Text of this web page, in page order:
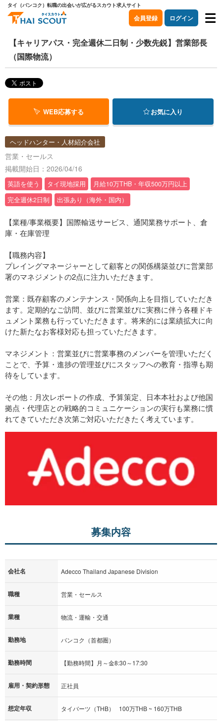
タイ（バンコク）転職の出会いが広がるスカウト求人サイト
会員登録 ログイン
【キャリアパス・完全週休二日制・少数先鋭】営業部長
（国際物流）
WEB応募する お気に入り
ヘッドハンター・人材紹介会社
営業・セールス
掲載開始日：2026/04/16
英語を使う タイ現地採用
月給10万THB・年収500万円以上
完全週休2日制
出張あり（海外・国内）
【業種/事業概要】国際輸送サービス、通関業務サポート、倉
庫・在庫管理
【職務内容】
プレイングマネージャーとして顧客との関係構築並びに営業部
署のマネジメントの2点に注力いただきます。
営業：既存顧客のメンテナンス・関係向上を目指していただき
ます。定期的なご訪問、並びに営業並びに実務に伴う各種ドキ
ュメント業務も行っていただきます。将来的には業績拡大に向
けた新たなお客様対応も担っていただきます。
マネジメント：営業並びに営業事務のメンバーを管理いただく
ことで、予算・進捗の管理並びにスタッフへの教育・指導も期
待をしています。
その他：月次レポートの作成、予算策定、日本本社および他国
拠点・代理店との戦略的コミュニケーションの実行も業務に慣
れてきていただき次第ご対応いただきたく考えています。
募集内容
会社名 Adecco Thailand Japanese Division
職種 営業・セールス
業種 物流・運輸・交通
勤務地 バンコク（首都圏）
勤務時間 【勤務時間】月～金8:30～17:30
雇用・契約形態 正社員
想定年収 タイバーツ（THB） 100万THB ~ 160万THB